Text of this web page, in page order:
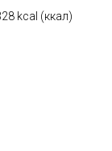
kcal (ккал)